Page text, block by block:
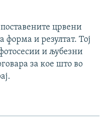
црвени
и резултат. Тој
и љубезни
за кое што во